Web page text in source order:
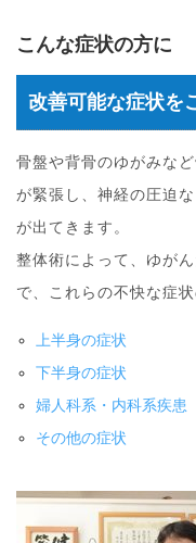
こんな症状の方に
改善可能な症状を
骨盤や背骨のゆがみな
が緊張し、神経の圧迫
が出てきます。
整体術によって、ゆが
で、これらの不快な症
上半身の症状
下半身の症状
婦人科系・内科系疾患
その他の症状